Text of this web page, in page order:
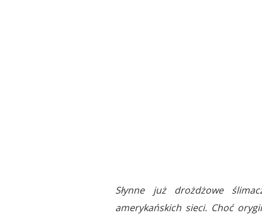
Słynne już drożdżowe
amerykańskich sieci. Choć